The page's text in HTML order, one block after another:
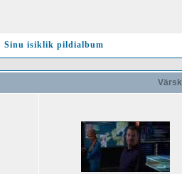
Sinu isiklik pildialbum